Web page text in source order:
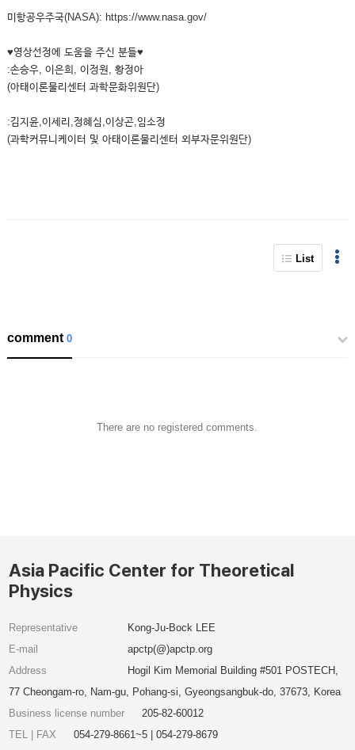
미항공우주국(NASA): https://www.nasa.gov/
♥영상선정에 도움을 주신 분들♥
:손승우, 이은희, 이정원, 황정아
(아태이론물리센터 과학문화위원단)
:김지윤,이세리,정혜심,이상곤,임소정
(과학커뮤니케이터 및 아태이론물리센터 외부자문위원단)
List
comment0
There are no registered comments.
Asia Pacific Center for Theoretical
Physics
Representative
Kong-Ju-Bock LEE
E-mail
apctp(@)apctp.org
Address
Hogil Kim Memorial Building #501 POSTECH,
77 Cheongam-ro, Nam-gu, Pohang-si, Gyeongsangbuk-do, 37673, Korea
Business license number
205-82-60012
TEL | FAX
054-279-8661~5 | 054-279-8679